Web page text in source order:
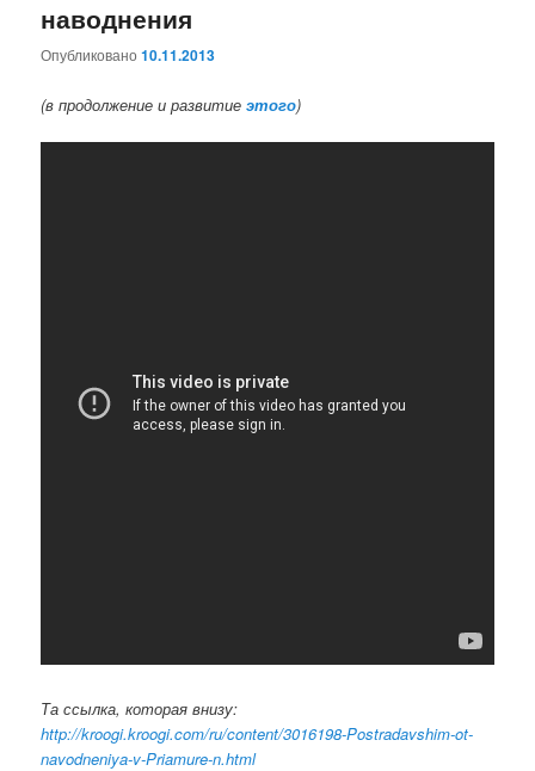
наводнения
Опубликовано10.11.2013
(в продолжение и развитиеэтого)
Та ссылка, которая внизу:
http://kroogi.kroogi.com/ru/content/3016198-Postradavshim-ot-
navodneniya-v-Priamure-n.html